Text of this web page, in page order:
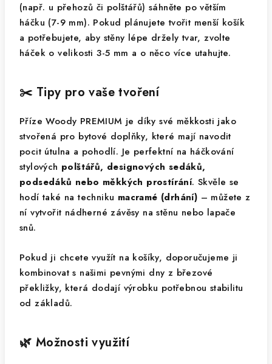
(např. u přehozů či polštářů) sáhněte po větším
háčku (7-9 mm). Pokud plánujete tvořit menší košík
a potřebujete, aby stěny lépe držely tvar, zvolte
háček o velikosti 3-5 mm a o něco více utahujte.
✂️ Tipy pro vaše tvoření
Příze Woody PREMIUM je díky své měkkosti jako
stvořená pro bytové doplňky, které mají navodit
pocit útulna a pohodlí. Je perfektní na háčkování
stylových polštářů, designových sedáků,
podsedáků nebo měkkých prostírání. Skvěle se
hodí také na techniku macramé (drhání) – můžete z
ní vytvořit nádherné závěsy na stěnu nebo lapače
snů.
Pokud ji chcete využít na košíky, doporučujeme ji
kombinovat s našimi pevnými dny z březové
překližky, která dodají výrobku potřebnou stabilitu
od základů.
🌿 Možnosti využití